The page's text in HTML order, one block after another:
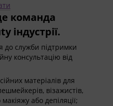
команда
індустрії.
до служби підтримки
консультацію від
матеріалів для
візажистів,
або депіляції;